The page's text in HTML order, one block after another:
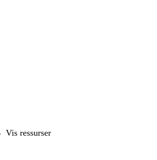
Vis ressurser